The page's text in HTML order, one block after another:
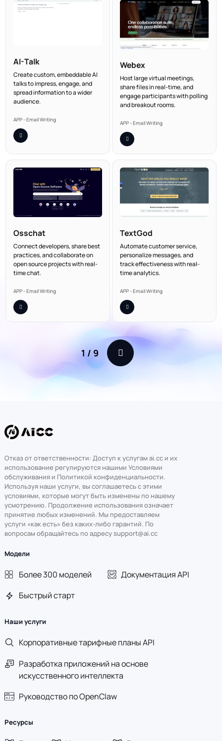
AI-Talk
Create custom, embeddable AI
talks to impress, engage, and
spread information to a wider
audience.
APP - Email Writing
Webex
Host large virtual meetings,
share files in real-time, and
engage participants with polling
and breakout rooms.
APP - Email Writing
Osschat
Connect developers, share best
practices, and collaborate on
open source projects with real-
time chat.
APP - Email Writing
TextGod
Automate customer service,
personalize messages, and
track effectiveness with real-
time analytics.
APP - Email Writing
1 / 9
Отказ от ответственности: Доступ к услугам ai.cc и их
использование регулируются нашими Условиями
обслуживания и Политикой конфиденциальности.
Используя наши услуги, вы соглашаетесь с этими
условиями, которые могут быть изменены по нашему
усмотрению. Продолжение использования означает
принятие любых изменений. Мы предоставляем
услуги «как есть» без каких-либо гарантий. По
вопросам обращайтесь по адресу support@ai.cc
Модели
Более 300 моделей
Документация API
Быстрый старт
Наши услуги
Корпоративные тарифные планы API
Разработка приложений на основе
искусственного интеллекта
Руководство по OpenClaw
Ресурсы